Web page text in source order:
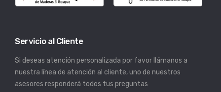
Servicio al Cliente
Si deseas atención personalizada por favor llámanos a
nuestra línea de atención al cliente, uno de nuestros
asesores responderá todos tus preguntas